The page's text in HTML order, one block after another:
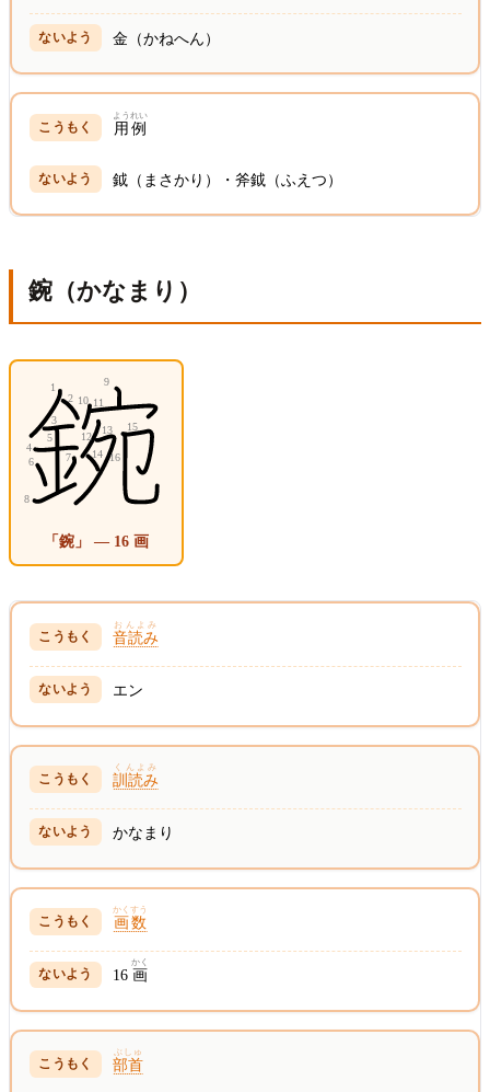
金（かねへん）
用例
ようれい
鉞（まさかり）・斧鉞（ふえつ）
鋺（かなまり）
「鋺」 — 16 画
音読み
おんよみ
エン
訓読み
くんよみ
かなまり
画数
かくすう
16 画
かく
部首
ぶしゅ